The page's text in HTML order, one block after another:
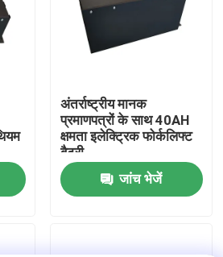
अंतर्राष्ट्रीय मानक
प्रमाणपत्रों के साथ 40AH
क्षमता इलेक्ट्रिक फोर्कलिफ्ट
बैटरी
जांच भेजें